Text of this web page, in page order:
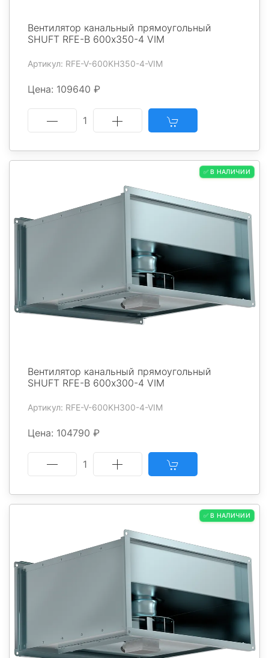
Вентилятор канальный прямоугольный
SHUFT RFE-В 600х350-4 VIM
Артикул: RFE-V-600KH350-4-VIM
Цена: 109640 ₽
1
✅ В НАЛИЧИИ
Вентилятор канальный прямоугольный
SHUFT RFE-В 600х300-4 VIM
Артикул: RFE-V-600KH300-4-VIM
Цена: 104790 ₽
1
✅ В НАЛИЧИИ